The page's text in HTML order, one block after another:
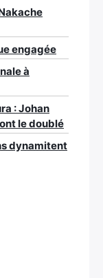
engagée
à
: Johan
le doublé
dynamitent